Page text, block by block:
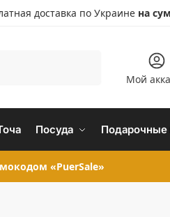
доставка по Украине на
Мой
Посуда Подарочные
«PuerSale»